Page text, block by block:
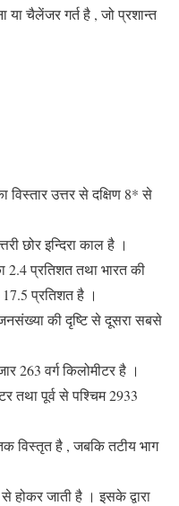
या चैलेंजर गर्त है , जो प्रशान्त
उत्तर से दक्षिण 8* से
छोर इन्दिरा काल है ।
2.4 प्रतिशत तथा भारत की
प्रतिशत है ।
की दृष्टि से दूसरा सबसे
263 वर्ग किलोमीटर है ।
तथा पूर्व से पश्चिम 2933
विस्तृत है , जबकि तटीय भाग
होकर जाती है । इसके द्वारा